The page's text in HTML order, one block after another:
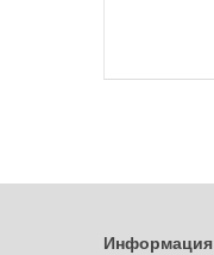
Информация